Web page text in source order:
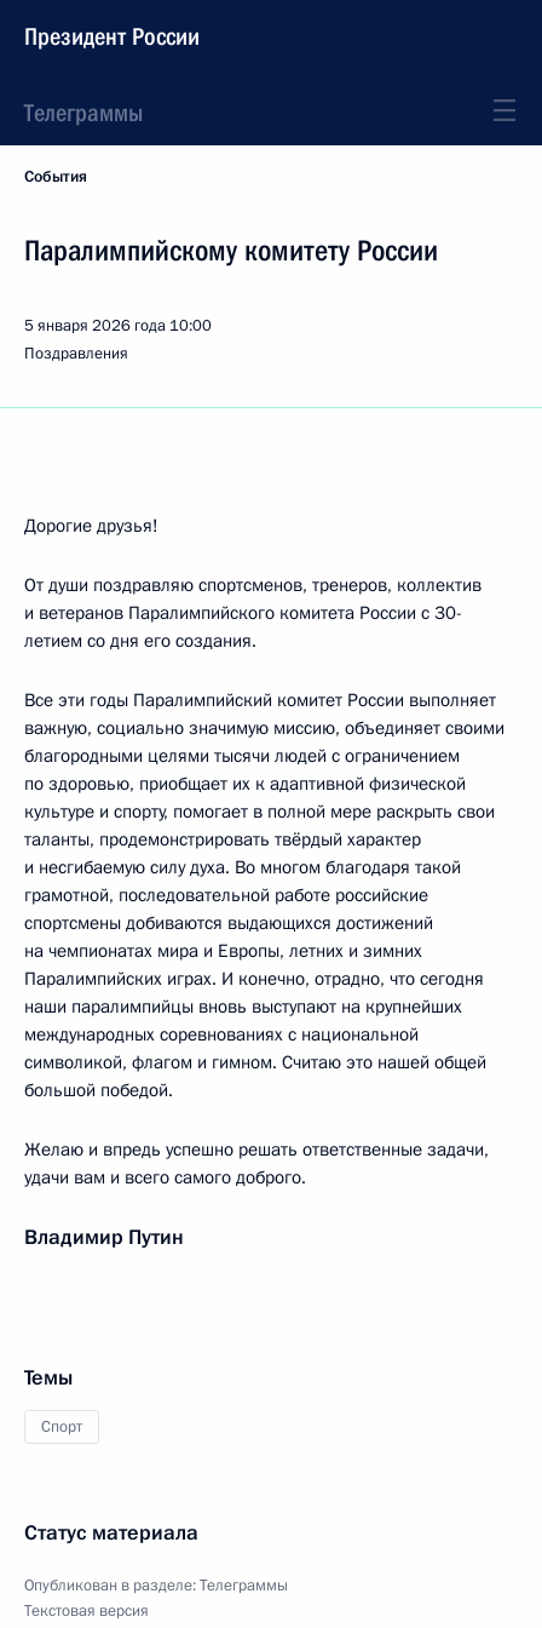
Президент России
Телеграммы
События
Паралимпийскому комитету России
5 января 2026 года 10:00
Поздравления
Дорогие друзья!
От души поздравляю спортсменов, тренеров, коллектив
и ветеранов Паралимпийского комитета России с 30-
летием со дня его создания.
Все эти годы Паралимпийский комитет России выполняет
важную, социально значимую миссию, объединяет своими
благородными целями тысячи людей с ограничением
по здоровью, приобщает их к адаптивной физической
культуре и спорту, помогает в полной мере раскрыть свои
таланты, продемонстрировать твёрдый характер
и несгибаемую силу духа. Во многом благодаря такой
грамотной, последовательной работе российские
спортсмены добиваются выдающихся достижений
на чемпионатах мира и Европы, летних и зимних
Паралимпийских играх. И конечно, отрадно, что сегодня
наши паралимпийцы вновь выступают на крупнейших
международных соревнованиях с национальной
символикой, флагом и гимном. Считаю это нашей общей
большой победой.
Желаю и впредь успешно решать ответственные задачи,
удачи вам и всего самого доброго.
Владимир Путин
Темы
Спорт
Статус материала
Опубликован в разделе:Телеграммы
Текстовая версия